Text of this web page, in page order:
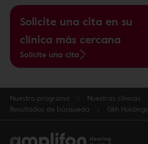
Solicite una cita en su
clínica más cercana
Solicite una cita
Nuestro programa
Nuestras clínicas
Resultados de búsqueda
Gkh Holdings